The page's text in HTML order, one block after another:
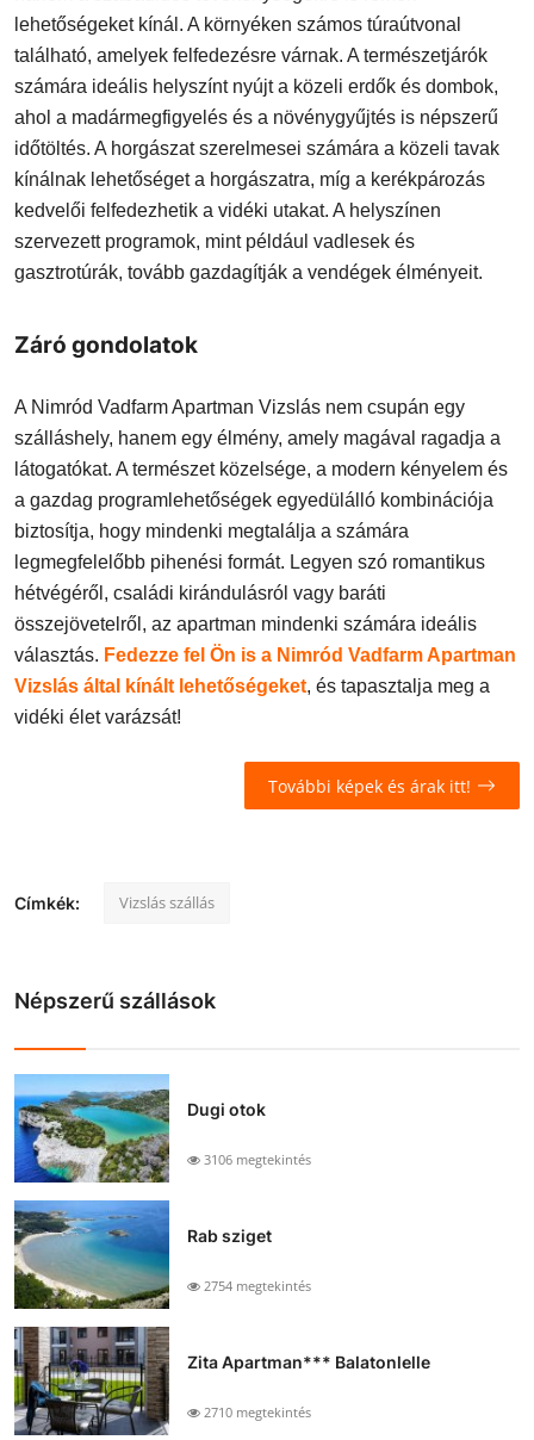
lehetőségeket kínál. A környéken számos túraútvonal
található, amelyek felfedezésre várnak. A természetjárók
számára ideális helyszínt nyújt a közeli erdők és dombok,
ahol a madármegfigyelés és a növénygyűjtés is népszerű
időtöltés. A horgászat szerelmesei számára a közeli tavak
kínálnak lehetőséget a horgászatra, míg a kerékpározás
kedvelői felfedezhetik a vidéki utakat. A helyszínen
szervezett programok, mint például vadlesek és
gasztrotúrák, tovább gazdagítják a vendégek élményeit.
Záró gondolatok
A Nimród Vadfarm Apartman Vizslás nem csupán egy
szálláshely, hanem egy élmény, amely magával ragadja a
látogatókat. A természet közelsége, a modern kényelem és
a gazdag programlehetőségek egyedülálló kombinációja
biztosítja, hogy mindenki megtalálja a számára
legmegfelelőbb pihenési formát. Legyen szó romantikus
hétvégéről, családi kirándulásról vagy baráti
összejövetelről, az apartman mindenki számára ideális
választás. Fedezze fel Ön is a Nimród Vadfarm Apartman
Vizslás által kínált lehetőségeket, és tapasztalja meg a
vidéki élet varázsát!
További képek és árak itt!
Címkék: Vizslás szállás
Népszerű szállások
Dugi otok
3106 megtekintés
Rab sziget
2754 megtekintés
Zita Apartman*** Balatonlelle
2710 megtekintés